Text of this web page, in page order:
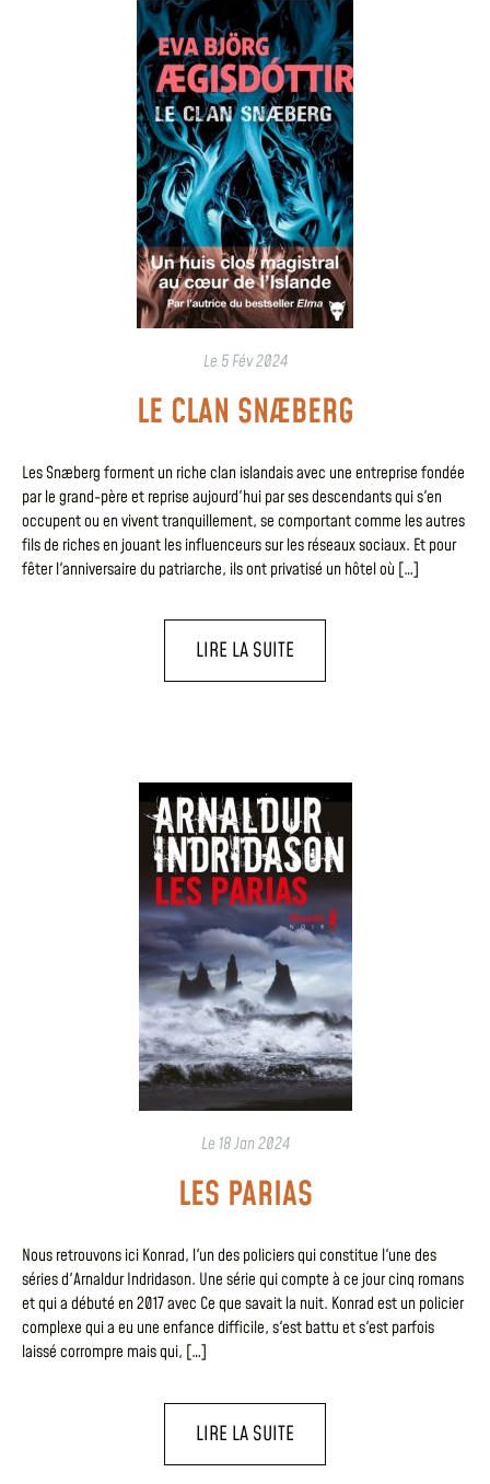
Le 5 Fév 2024
LE CLAN SNÆBERG
Les Snæberg forment un riche clan islandais avec une entreprise fondée
par le grand-père et reprise aujourd'hui par ses descendants qui s'en
occupent ou en vivent tranquillement, se comportant comme les autres
fils de riches en jouant les influenceurs sur les réseaux sociaux. Et pour
fêter l'anniversaire du patriarche, ils ont privatisé un hôtel où […]
LIRE LA SUITE
Le 18 Jan 2024
LES PARIAS
Nous retrouvons ici Konrad, l'un des policiers qui constitue l'une des
séries d'Arnaldur Indridason. Une série qui compte à ce jour cinq romans
et qui a débuté en 2017 avec Ce que savait la nuit. Konrad est un policier
complexe qui a eu une enfance difficile, s'est battu et s'est parfois
laissé corrompre mais qui, […]
LIRE LA SUITE